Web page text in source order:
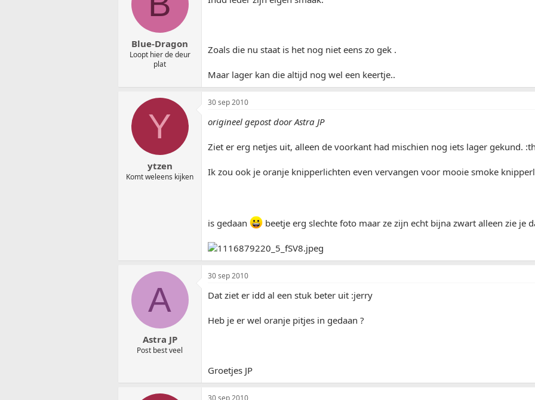
Blue-Dragon
Loopt hier de deur
plat
Zoals die nu staat is het nog niet eens zo gek .
Maar lager kan die altijd nog wel een keertje..
Y
ytzen
Komt weleens kijken
30 sep 2010
origineel gepost door Astra JP
Ziet er erg netjes uit, alleen de voorkant had mischien nog iets lager gekund.
Ik zou ook je oranje knipperlichten even vervangen voor mooie smoke
is gedaan beetje erg slechte foto maar ze zijn echt bijna zwart alleen zie je
A
Astra JP
Post best veel
30 sep 2010
Dat ziet er idd al een stuk beter uit :jerry
Heb je er wel oranje pitjes in gedaan ?
Groetjes JP